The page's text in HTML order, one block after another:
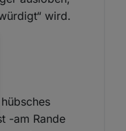
wird.
-am Rande